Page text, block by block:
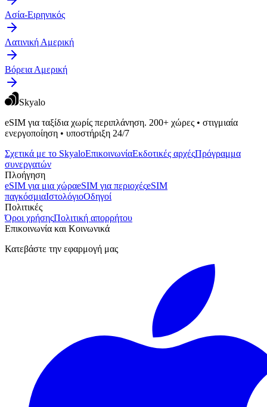
Ασία-Ειρηνικός
Λατινική Αμερική
Βόρεια Αμερική
Skyalo
eSIM για ταξίδια χωρίς περιπλάνηση. 200+ χώρες • στιγμιαία
ενεργοποίηση • υποστήριξη 24/7
Σχετικά με το SkyaloΕπικοινωνίαΕκδοτικές αρχέςΠρόγραμμα
συνεργατών
Πλοήγηση
eSIM για μια χώραeSIM για περιοχέςeSIM
παγκόσμιαΙστολόγιοΟδηγοί
Πολιτικές
Όροι χρήσηςΠολιτική απορρήτου
Επικοινωνία και Κοινωνικά
Κατεβάστε την εφαρμογή μας